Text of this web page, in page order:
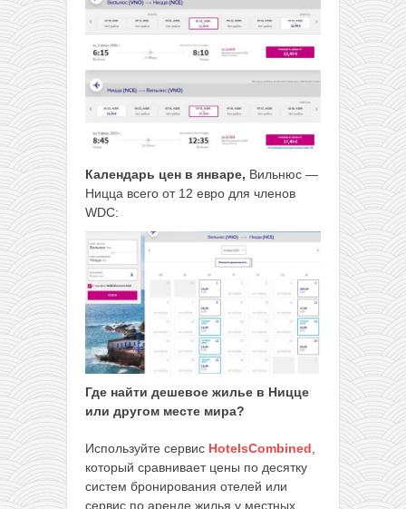
Календарь цен в январе, Вильнюс —
Ницца всего от 12 евро для членов
WDC:
Где найти дешевое жилье в Ницце
или другом месте мира?
Используйте сервис HotelsCombined
который сравнивает цены по десятку
систем бронирования отелей или
сервис по аренде жилья у местных